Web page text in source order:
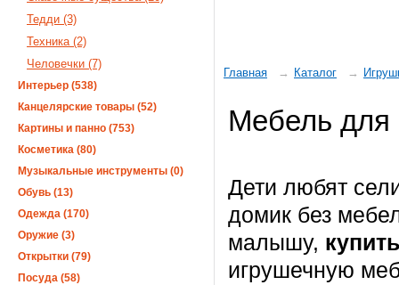
Главная Каталог
Мебель для
Дети любят
домик без
малышу, купить
игрушечную
Тедди (3)
Техника (2)
Человечки (7)
Интерьер (538)
Канцелярские товары (52)
Картины и панно (753)
Косметика (80)
Музыкальные инструменты (0)
Обувь (13)
Одежда (170)
Оружие (3)
Открытки (79)
Посуда (58)